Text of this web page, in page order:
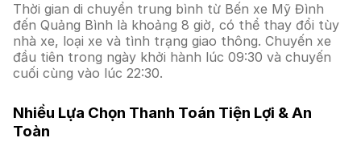
Thời gian di chuyển trung bình từ Bến xe Mỹ Đình
đến Quảng Bình là khoảng 8 giờ, có thể thay đổi tùy
nhà xe, loại xe và tình trạng giao thông. Chuyến xe
đầu tiên trong ngày khởi hành lúc 09:30 và chuyến
cuối cùng vào lúc 22:30.
Nhiều Lựa Chọn Thanh Toán Tiện Lợi & An
Toàn